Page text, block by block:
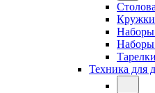
Кружки
Наборы
Тарелки
Техника для